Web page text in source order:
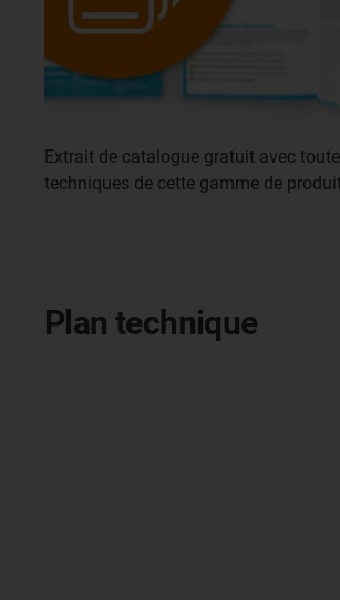
Extrait de catalogue gratuit avec
techniques de cette gamme de
Plan technique